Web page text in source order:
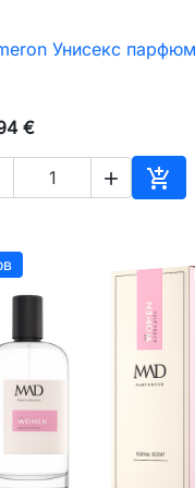
 Бърз преглед
Унисекс
€
 